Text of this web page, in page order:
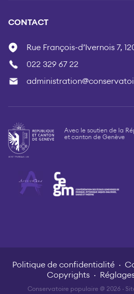
CONTACT
Rue François-d’Ivernois 7,
022 329 67 22
Avec le soutien de la
et canton de Genève
Politique de confidentialité
Copyrights
Conservatoire populaire @ 2026 ·